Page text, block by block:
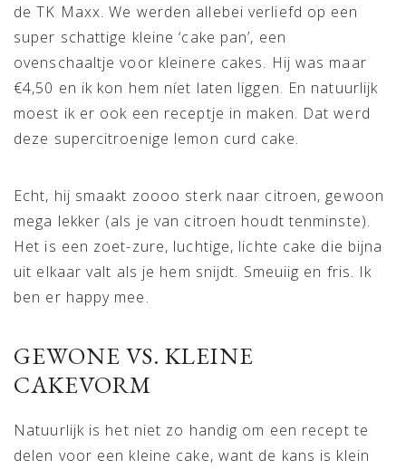
de TK Maxx. We werden allebei verliefd op een
super schattige kleine ‘cake pan’, een
ovenschaaltje voor kleinere cakes. Hij was maar
€4,50 en ik kon hem níet laten liggen. En natuurlijk
moest ik er ook een receptje in maken. Dat werd
deze supercitroenige lemon curd cake.
Echt, hij smaakt zoooo sterk naar citroen, gewoon
mega lekker (als je van citroen houdt tenminste).
Het is een zoet-zure, luchtige, lichte cake die bijna
uit elkaar valt als je hem snijdt. Smeuiig en fris. Ik
ben er happy mee.
GEWONE VS. KLEINE
CAKEVORM
Natuurlijk is het niet zo handig om een recept te
delen voor een kleine cake, want de kans is klein